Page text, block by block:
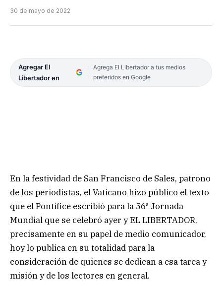
30 de mayo de 2022
Agregar El
Libertador en
Agrega El Libertador a tus medios
preferidos en Google
En la festividad de San Francisco de Sales, patrono
de los periodistas, el Vaticano hizo público el texto
que el Pontífice escribió para la 56ª Jornada
Mundial que se celebró ayer y EL LIBERTADOR,
precisamente en su papel de medio comunicador,
hoy lo publica en su totalidad para la
consideración de quienes se dedican a esa tarea y
misión y de los lectores en general.